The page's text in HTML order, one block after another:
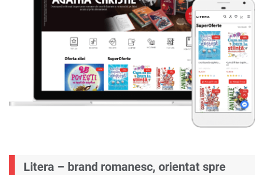
Litera – brand romanesc, orientat spre